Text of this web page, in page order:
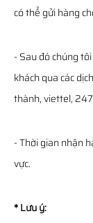
có thể gửi hàng
- Sau đó chúng
khách qua các
thành, viettel,
- Thời gian nhận
vực.
* Lưu ý: